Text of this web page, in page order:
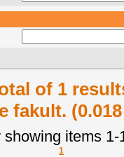
of 1
fakult.
showing items 1-
1